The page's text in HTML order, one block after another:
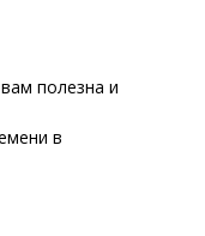
полезна и
в